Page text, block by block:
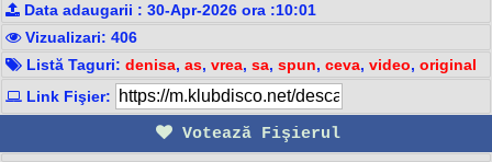
Data adaugarii : 30-Apr-2026 ora :10:01
Vizualizari: 406
Listă Taguri: denisa, as, vrea, sa, spun, ceva, video, original
Link Fişier:
Votează Fişierul